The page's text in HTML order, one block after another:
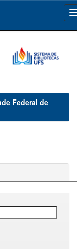
Federal de